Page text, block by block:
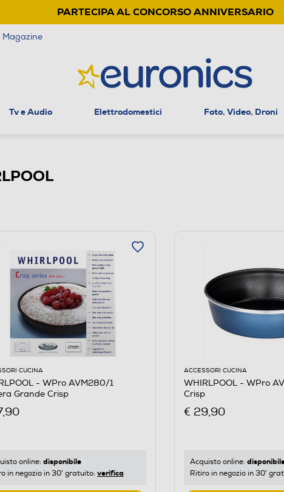
PARTECIPA AL CONCORSO ANNIVERSARIO
Magazine
Tv e Audio Elettrodomestici Foto, Video, Droni
CUCINA
- WPro AVM280/1
Grande Crisp
online: disponibile
in negozio in 30' gratuito: verifica
ACCESSORI CUCINA
WHIRLPOOL - WPro
Crisp
€ 29,90
Acquisto online:
Ritiro in negozio in 30'